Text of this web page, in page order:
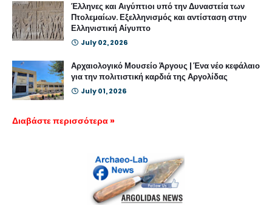
Έλληνες και Αιγύπτιοι υπό την Δυναστεία των
Πτολεμαίων. Εξελληνισμός και αντίσταση στην
Ελληνιστική Αίγυπτο
July 02, 2026
Αρχαιολογικό Μουσείο Άργους | Ένα νέο κεφάλαιο
για την πολιτιστική καρδιά της Αργολίδας
July 01, 2026
Διαβάστε περισσότερα »